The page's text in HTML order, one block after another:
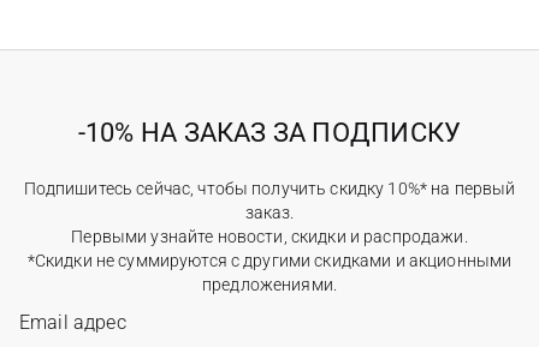
-10% НА ЗАКАЗ ЗА ПОДПИСКУ
Подпишитесь сейчас, чтобы получить скидку 10%* на первый
заказ.
Первыми узнайте новости, скидки и распродажи.
*Скидки не суммируются с другими скидками и акционными
предложениями.